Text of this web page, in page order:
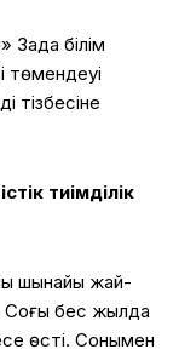
білім
төмендеуі
тізбесіне
тиімділік
шынайы жай-
бес жылда
өсті. Сонымен